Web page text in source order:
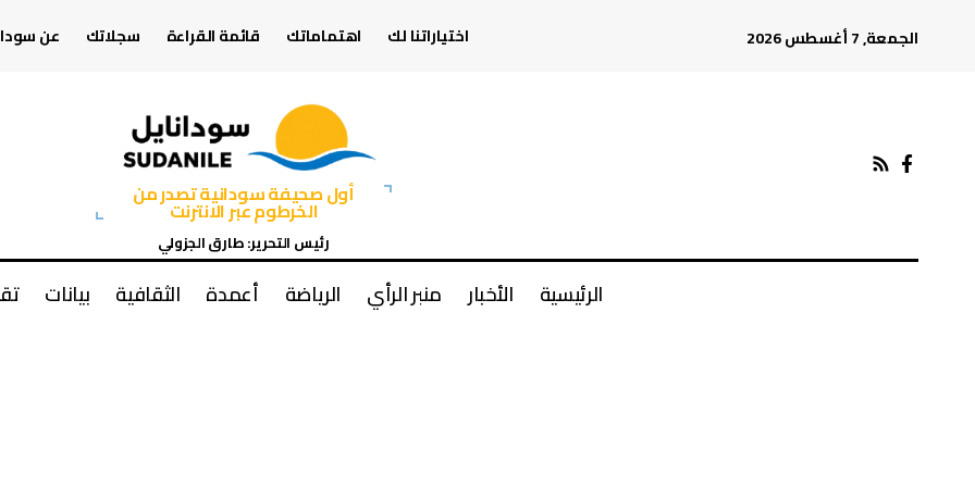
الجمعة, 7 أغسطس 2026 اختياراتنا لك اهتماماتك قائمة القراءة سجلاتك عن
أول صحيفة سودانية تصدر من
الخرطوم عبر الانترنت
رئيس التحرير: طارق الجزولي
الرئيسية الأخبار منبر الرأي الرياضة أعمدة الثقافية بيانات